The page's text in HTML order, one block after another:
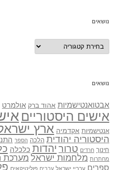
נושאים
נושאים
נושאים
אבטואנטישמיות אהוד ברק אולמרט
אישים היסטוריים
אנטישמיות אקדמיה ארץ
היסטוריה יהודית הלכה הספר
חינוך חרדים טרור יהדות כלכלה
מחתרות מלחמות ישראל
ספרים ערביי ישראל ערבים